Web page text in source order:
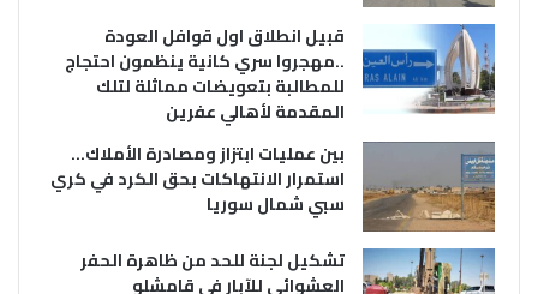
قبيل انطلاق اول قوافل العودة
..مهجروا سري كانية ينظمون احتجاج
للمطالبة بتعويضات مماثلة لتلك
المقدمة لأهالي عفرين
بين عمليات ابتزاز ومصادرة الأملاك…
استمرار الانتهاكات بحق الكرد في كري
سبي شمال سوريا
تشكيل لجنة للحد من ظاهرة الحفر
العشوائي للآبار في قامشلو